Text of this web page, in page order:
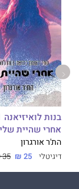
תכננתי את
אמורה להתחתן
כשתהיה כלואה
עשיתי את זה.
עכשיו היא כאן,
משיכה בלתי
נאלצים
האפל שלנו יכלה את
הרכוש שלומאת
גרסה מחודשת של
אחרי שהיית שלי
הת'ר אורגרון
דיגיטלי 25 ₪
35 ₪